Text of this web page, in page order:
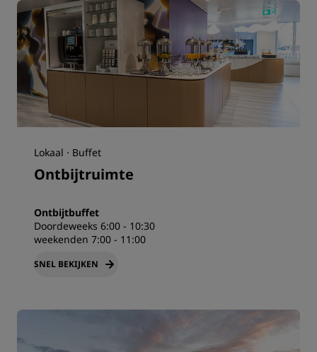
Lokaal · Buffet
Ontbijtruimte
Ontbijtbuffet
Doordeweeks 6:00 - 10:30
weekenden 7:00 - 11:00
SNEL BEKIJKEN